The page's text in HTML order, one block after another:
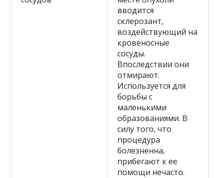
вводится
склерозант,
воздействующий на
кровеносные
сосуды.
Впоследствии они
отмирают.
Используется для
борьбы с
маленькими
образованиями. В
силу того, что
процедура
болезненна,
прибегают к ее
помощи нечасто.